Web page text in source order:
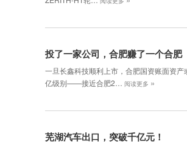
投了一家公司，合肥赚了一个合肥
一旦长鑫科技顺利上市，合肥国资账面资产
亿级别——接近合肥2…
阅读更多 »
芜湖汽车出口，突破千亿元！